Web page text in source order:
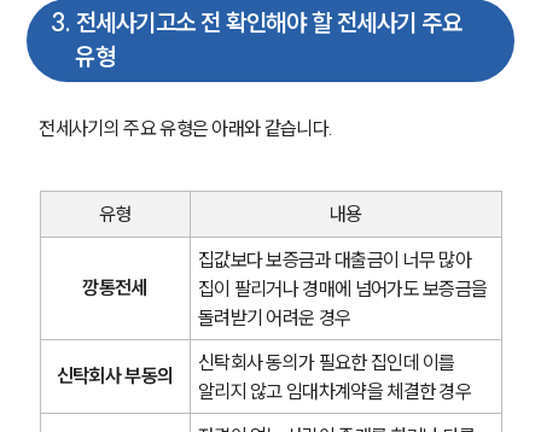
3. 전세사기고소 전 확인해야 할 전세사기 주요
유형
전세사기의 주요 유형은 아래와 같습니다.
유형 내용
깡통전세
집값보다 보증금과 대출금이 너무 많아
집이 팔리거나 경매에 넘어가도 보증금을
돌려받기 어려운 경우
신탁회사 부동의
신탁회사 동의가 필요한 집인데 이를
알리지 않고 임대차계약을 체결한 경우